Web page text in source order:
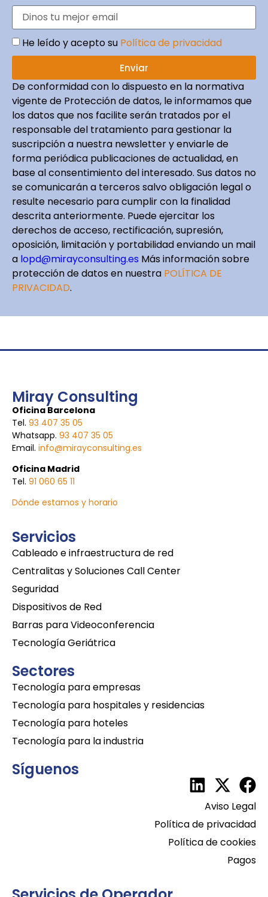
He leído y acepto su Política de privacidad
Enviar
De conformidad con lo dispuesto en la normativa
vigente de Protección de datos, le informamos que
los datos que nos facilite serán tratados por el
responsable del tratamiento para gestionar la
suscripción a nuestra newsletter y enviarle de
forma periódica publicaciones de actualidad, en
base al consentimiento del interesado. Sus datos no
se comunicarán a terceros salvo obligación legal o
resulte necesario para cumplir con la finalidad
descrita anteriormente. Puede ejercitar los
derechos de acceso, rectificación, supresión,
oposición, limitación y portabilidad enviando un mail
a lopd@mirayconsulting.es Más información sobre
protección de datos en nuestra POLÍTICA DE
PRIVACIDAD.
Miray Consulting
Oficina Barcelona
Tel. 93 407 35 05
Whatsapp. 93 407 35 05
Email. info@mirayconsulting.es
Oficina Madrid
Tel. 91 060 65 11
Dónde estamos y horario
Servicios
Cableado e infraestructura de red
Centralitas y Soluciones Call Center
Seguridad
Dispositivos de Red
Barras para Videoconferencia
Tecnología Geriátrica
Sectores
Tecnología para empresas
Tecnología para hospitales y residencias
Tecnología para hoteles
Tecnología para la industria
Síguenos
Aviso Legal
Política de privacidad
Política de cookies
Pagos